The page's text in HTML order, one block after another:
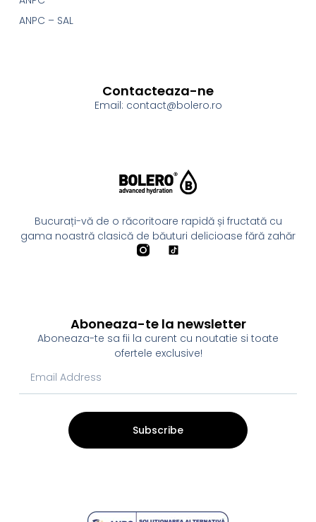
Bucurați-vă de o răcoritoare rapidă și fructată cu
gama noastră clasică de băuturi delicioase fără zahăr
ANPC – SAL
Contacteaza-ne
Email: contact@bolero.ro
Aboneaza-te la newsletter
Aboneaza-te sa fii la curent cu noutatie si toate
ofertele exclusive!
Subscribe